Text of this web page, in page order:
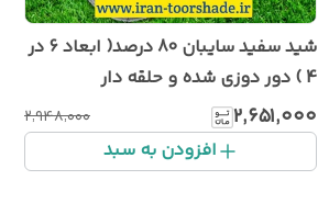
شید سفید سایبان 80 درصد( ابعاد 6 در
4 ) دور دوزی شده و حلقه دار
۲٬۶۵۱٬۰۰۰ ۲٬۹۴۸٬۰۰۰
افزودن به سبد